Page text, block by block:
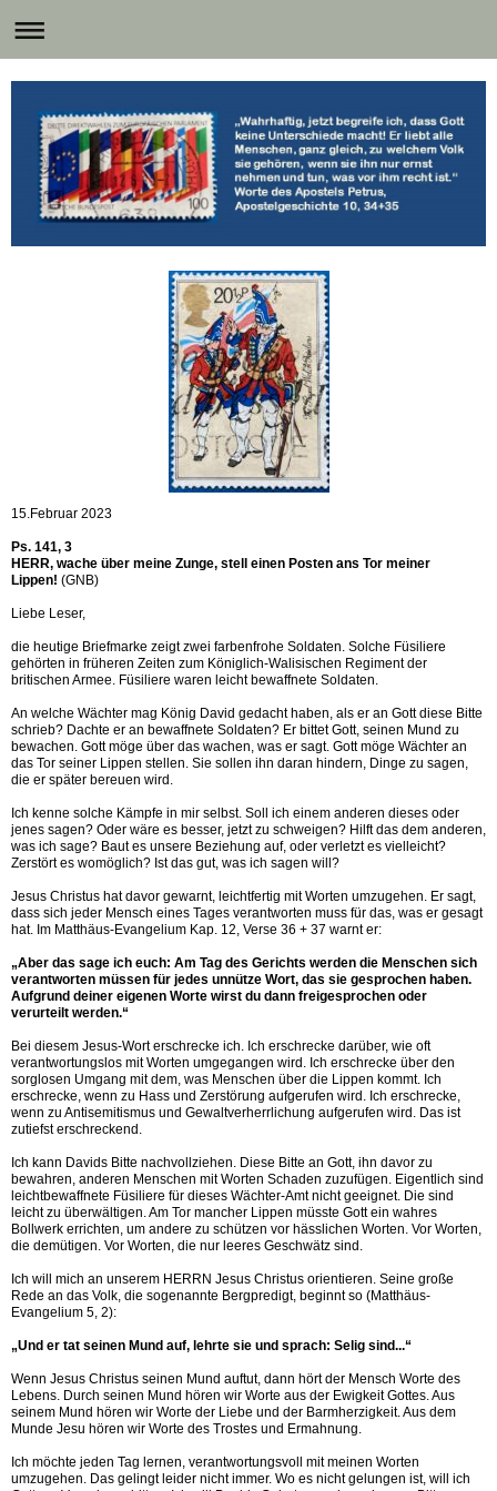
15.Februar 2023
Ps. 141, 3
HERR, wache über meine Zunge, stell einen Posten ans Tor meiner
Lippen! (GNB)
Liebe Leser,
die heutige Briefmarke zeigt zwei farbenfrohe Soldaten. Solche Füsiliere
gehörten in früheren Zeiten zum Königlich-Walisischen Regiment der
britischen Armee. Füsiliere waren leicht bewaffnete Soldaten.
An welche Wächter mag König David gedacht haben, als er an Gott diese Bitte
schrieb? Dachte er an bewaffnete Soldaten? Er bittet Gott, seinen Mund zu
bewachen. Gott möge über das wachen, was er sagt. Gott möge Wächter an
das Tor seiner Lippen stellen. Sie sollen ihn daran hindern, Dinge zu sagen,
die er später bereuen wird.
Ich kenne solche Kämpfe in mir selbst. Soll ich einem anderen dieses oder
jenes sagen? Oder wäre es besser, jetzt zu schweigen? Hilft das dem anderen,
was ich sage? Baut es unsere Beziehung auf, oder verletzt es vielleicht?
Zerstört es womöglich? Ist das gut, was ich sagen will?
Jesus Christus hat davor gewarnt, leichtfertig mit Worten umzugehen. Er sagt,
dass sich jeder Mensch eines Tages verantworten muss für das, was er gesagt
hat. Im Matthäus-Evangelium Kap. 12, Verse 36 + 37 warnt er:
„Aber das sage ich euch: Am Tag des Gerichts werden die Menschen sich
verantworten müssen für jedes unnütze Wort, das sie gesprochen haben.
Aufgrund deiner eigenen Worte wirst du dann freigesprochen oder
verurteilt werden.“
Bei diesem Jesus-Wort erschrecke ich. Ich erschrecke darüber, wie oft
verantwortungslos mit Worten umgegangen wird. Ich erschrecke über den
sorglosen Umgang mit dem, was Menschen über die Lippen kommt. Ich
erschrecke, wenn zu Hass und Zerstörung aufgerufen wird. Ich erschrecke,
wenn zu Antisemitismus und Gewaltverherrlichung aufgerufen wird. Das ist
zutiefst erschreckend.
Ich kann Davids Bitte nachvollziehen. Diese Bitte an Gott, ihn davor zu
bewahren, anderen Menschen mit Worten Schaden zuzufügen. Eigentlich sind
leichtbewaffnete Füsiliere für dieses Wächter-Amt nicht geeignet. Die sind
leicht zu überwältigen. Am Tor mancher Lippen müsste Gott ein wahres
Bollwerk errichten, um andere zu schützen vor hässlichen Worten. Vor Worten,
die demütigen. Vor Worten, die nur leeres Geschwätz sind.
Ich will mich an unserem HERRN Jesus Christus orientieren. Seine große
Rede an das Volk, die sogenannte Bergpredigt, beginnt so (Matthäus-
Evangelium 5, 2):
„Und er tat seinen Mund auf, lehrte sie und sprach: Selig sind...“
Wenn Jesus Christus seinen Mund auftut, dann hört der Mensch Worte des
Lebens. Durch seinen Mund hören wir Worte aus der Ewigkeit Gottes. Aus
seinem Mund hören wir Worte der Liebe und der Barmherzigkeit. Aus dem
Munde Jesu hören wir Worte des Trostes und Ermahnung.
Ich möchte jeden Tag lernen, verantwortungsvoll mit meinen Worten
umzugehen. Das gelingt leider nicht immer. Wo es nicht gelungen ist, will ich